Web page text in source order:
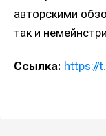
авторскими
так и
Ссылка: https://